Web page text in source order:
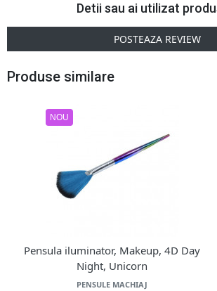
Detii sau ai utilizat
POSTEAZA REVIEW
Produse similare
NOU
Pensula iluminator, Makeup, 4D Day
Night, Unicorn
PENSULE MACHIAJ